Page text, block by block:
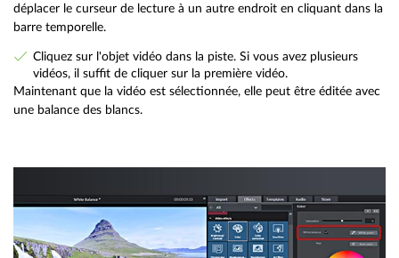
déplacer le curseur de lecture à un autre endroit en cliquant dans la
barre temporelle.
Cliquez sur l'objet vidéo dans la piste. Si vous avez plusieurs
vidéos, il suffit de cliquer sur la première vidéo.
Maintenant que la vidéo est sélectionnée, elle peut être éditée avec
une balance des blancs.